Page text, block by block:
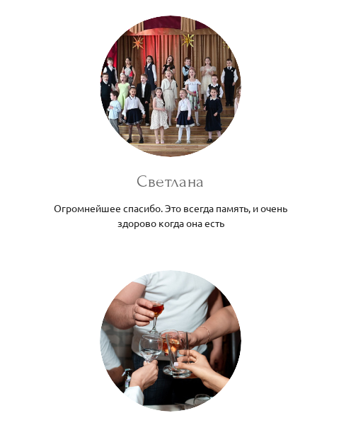
Светлана
Огромнейшее спасибо. Это всегда память, и очень
здорово когда она есть